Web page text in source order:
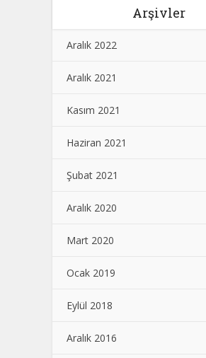
Arşivler
Aralık 2022
Aralık 2021
Kasım 2021
Haziran 2021
Şubat 2021
Aralık 2020
Mart 2020
Ocak 2019
Eylül 2018
Aralık 2016